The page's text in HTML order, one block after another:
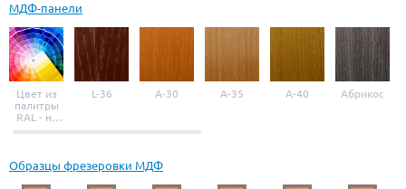
МДФ-панели
Цвет из
палитры
RAL - на
выбор
L-36 A-30 A-35 A-40 Абрикос
Образцы фрезеровки МДФ